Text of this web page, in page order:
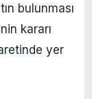
bulunması
kararı
yer